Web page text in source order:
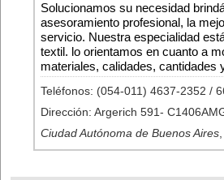
Solucionamos su necesidad
asesoramiento profesional, la
servicio. Nuestra especialidad
textil. lo orientamos en cuanto a
materiales, calidades, cantidades
Teléfonos: (054-011) 4637-2352 /
Dirección: Argerich 591-
Ciudad Autónoma de Buenos Aires